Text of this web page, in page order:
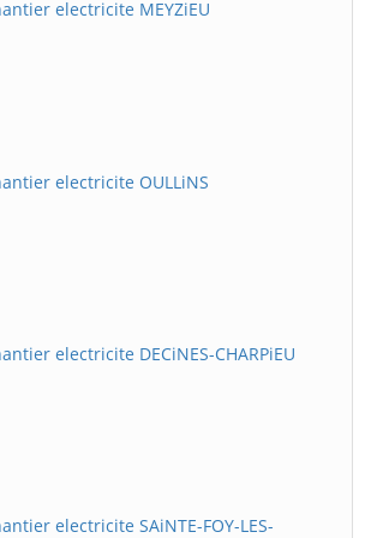
electricite MEYZiEU
electricite OULLiNS
electricite DECiNES-CHARPiEU
electricite SAiNTE-FOY-LES-